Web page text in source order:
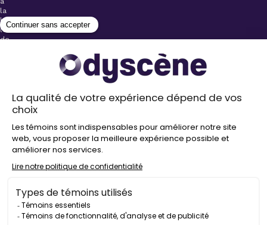
la
billetterie
lors
de
Stationnements
proximité de
nos salles
Politique de
d’auteur
2026